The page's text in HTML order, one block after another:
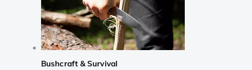
Bushcraft & Survival